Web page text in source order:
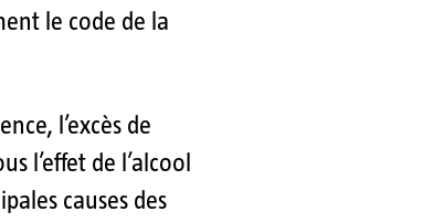
le code de la
l’excès de
l’effet de l’alcool
causes des